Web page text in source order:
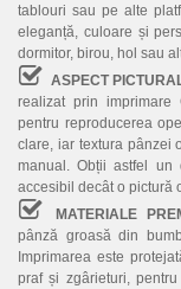
tablouri sau pe alte
eleganță, culoare și
dormitor, birou, hol sau
ASPECT
realizat prin
pentru reproducerea
clare, iar textura pânzei
manual. Obții astfel
accesibil decât o pictură
MATERIALE
pânză groasă din
Imprimarea este
praf și zgârieturi,